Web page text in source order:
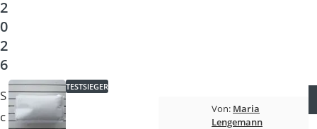
2
0
2
6
S
c
TESTSIEGER
Von: Maria
Lengemann